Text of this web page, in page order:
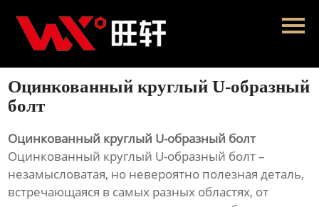
Главная
Продукция
Новости
Контакты
Оцинкованный круглый U-образный
болт
Оцинкованный круглый U-образный болт
Оцинкованный круглый U-образный болт –
незамысловатая, но невероятно полезная деталь,
встречающаяся в самых разных областях, от